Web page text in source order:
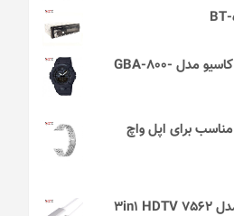
ساعت مچی عقربه‌ای مردانه کاسیو مدل GBA-800-
بند طرح Diamond کد i1012 مناسب برای اپل واچ